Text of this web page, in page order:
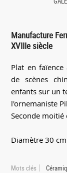
Manufacture
XVIIIe siècle
Plat en
de scènes
enfants sur un
l'ornemaniste
Seconde moitié
Diamètre 30 cm
Mots clés